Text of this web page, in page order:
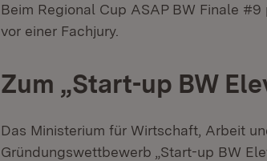
Beim Regional Cup ASAP BW Finale
vor einer Fachjury.
Zum „Start-up BW
Das Ministerium für Wirtschaft, Arbeit
Gründungswettbewerb „Start-up BW